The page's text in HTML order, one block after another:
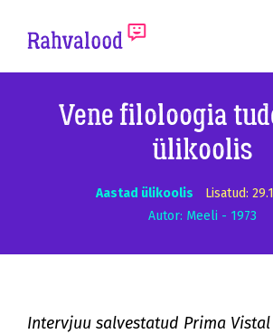
ERM
Vene filoloogia
ülikoolis
Aastad ülikoolis
Lisatud:
Autor: Meeli - 1973
Intervjuu salvestatud Prima Vistal